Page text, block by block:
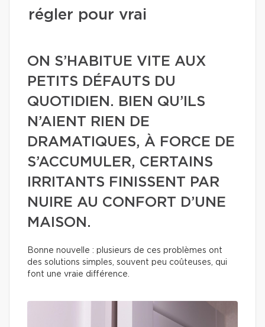
régler pour vrai
ON S’HABITUE VITE AUX
PETITS DÉFAUTS DU
QUOTIDIEN. BIEN QU’ILS
N’AIENT RIEN DE
DRAMATIQUES, À FORCE DE
S’ACCUMULER, CERTAINS
IRRITANTS FINISSENT PAR
NUIRE AU CONFORT D’UNE
MAISON.
Bonne nouvelle : plusieurs de ces problèmes ont
des solutions simples, souvent peu coûteuses, qui
font une vraie différence.